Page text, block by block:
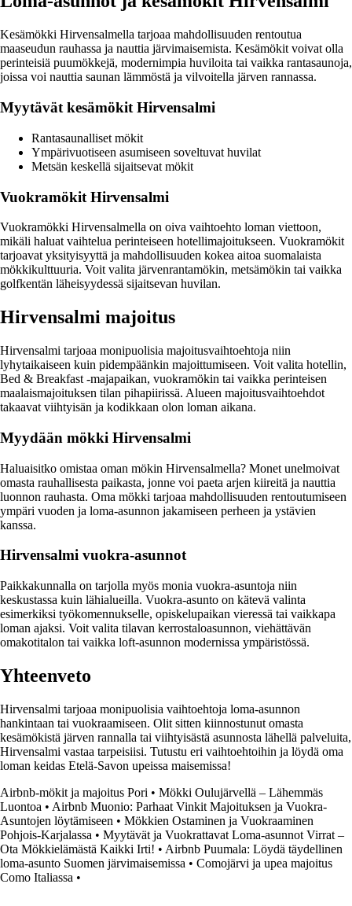
Kesämökki Hirvensalmella tarjoaa mahdollisuuden rentoutua
maaseudun rauhassa ja nauttia järvimaisemista. Kesämökit voivat olla
perinteisiä puumökkejä, modernimpia huviloita tai vaikka rantasaunoja,
joissa voi nauttia saunan lämmöstä ja vilvoitella järven rannassa.
Myytävät kesämökit Hirvensalmi
Rantasaunalliset mökit
Ympärivuotiseen asumiseen soveltuvat huvilat
Metsän keskellä sijaitsevat mökit
Vuokramökit Hirvensalmi
Vuokramökki Hirvensalmella on oiva vaihtoehto loman viettoon,
mikäli haluat vaihtelua perinteiseen hotellimajoitukseen. Vuokramökit
tarjoavat yksityisyyttä ja mahdollisuuden kokea aitoa suomalaista
mökkikulttuuria. Voit valita järvenrantamökin, metsämökin tai vaikka
golfkentän läheisyydessä sijaitsevan huvilan.
Hirvensalmi majoitus
Hirvensalmi tarjoaa monipuolisia majoitusvaihtoehtoja niin
lyhytaikaiseen kuin pidempäänkin majoittumiseen. Voit valita hotellin,
Bed & Breakfast -majapaikan, vuokramökin tai vaikka perinteisen
maalaismajoituksen tilan pihapiirissä. Alueen majoitusvaihtoehdot
takaavat viihtyisän ja kodikkaan olon loman aikana.
Myydään mökki Hirvensalmi
Haluaisitko omistaa oman mökin Hirvensalmella? Monet unelmoivat
omasta rauhallisesta paikasta, jonne voi paeta arjen kiireitä ja nauttia
luonnon rauhasta. Oma mökki tarjoaa mahdollisuuden rentoutumiseen
ympäri vuoden ja loma-asunnon jakamiseen perheen ja ystävien
kanssa.
Hirvensalmi vuokra-asunnot
Paikkakunnalla on tarjolla myös monia vuokra-asuntoja niin
keskustassa kuin lähialueilla. Vuokra-asunto on kätevä valinta
esimerkiksi työkomennukselle, opiskelupaikan vieressä tai vaikkapa
loman ajaksi. Voit valita tilavan kerrostaloasunnon, viehättävän
omakotitalon tai vaikka loft-asunnon modernissa ympäristössä.
Yhteenveto
Hirvensalmi tarjoaa monipuolisia vaihtoehtoja loma-asunnon
hankintaan tai vuokraamiseen. Olit sitten kiinnostunut omasta
kesämökistä järven rannalla tai viihtyisästä asunnosta lähellä palveluita,
Hirvensalmi vastaa tarpeisiisi. Tutustu eri vaihtoehtoihin ja löydä oma
loman keidas Etelä-Savon upeissa maisemissa!
Airbnb-mökit ja majoitus Pori • Mökki Oulujärvellä – Lähemmäs
Luontoa • Airbnb Muonio: Parhaat Vinkit Majoituksen ja Vuokra-
Asuntojen löytämiseen • Mökkien Ostaminen ja Vuokraaminen
Pohjois-Karjalassa • Myytävät ja Vuokrattavat Loma-asunnot Virrat –
Ota Mökkielämästä Kaikki Irti! • Airbnb Puumala: Löydä täydellinen
loma-asunto Suomen järvimaisemissa • Comojärvi ja upea majoitus
Como Italiassa •